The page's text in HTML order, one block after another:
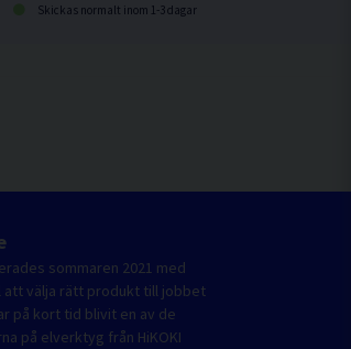
Skickas normalt inom 1-3 dagar
sommaren 2021 med
att välja rätt produkt till jobbet
på kort tid blivit en av de
på elverktyg från HiKOKI